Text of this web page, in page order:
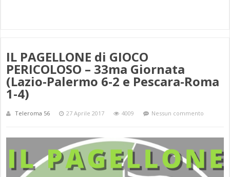
IL PAGELLONE di GIOCO
PERICOLOSO – 33ma Giornata
(Lazio-Palermo 6-2 e Pescara-Roma
1-4)
Teleroma 56 27 Aprile 2017 4009 Nessun commento